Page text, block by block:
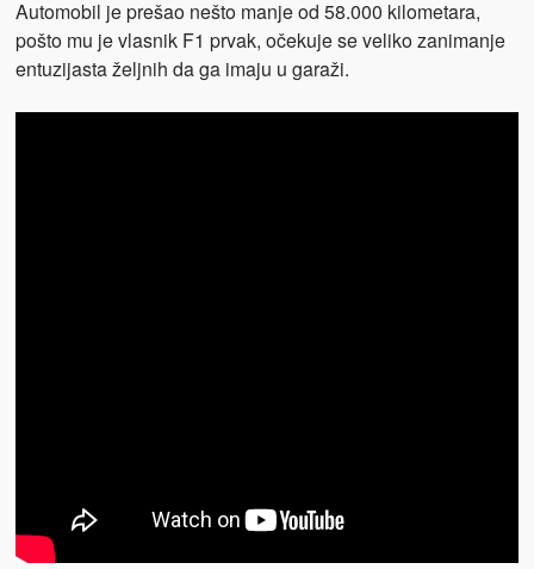
Automobil je prešao nešto manje od 58.000 kilometara,
pošto mu je vlasnik F1 prvak, očekuje se veliko zanimanje
entuzijasta željnih da ga imaju u garaži.